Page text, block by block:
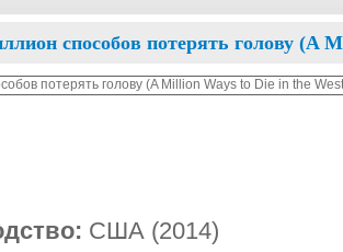
способов потерять голову (A
США (2014)